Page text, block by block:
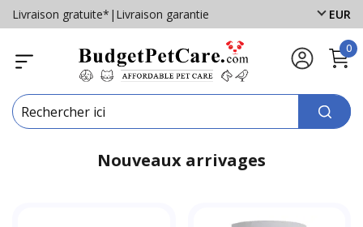
Livraison gratuite* | Livraison garantie EUR
0
Nouveaux arrivages